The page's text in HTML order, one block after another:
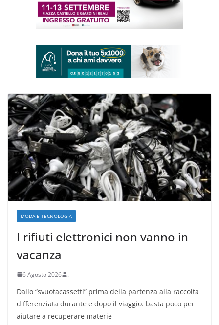
MODA E TECNOLOGIA
I rifiuti elettronici non vanno in
vacanza
6 Agosto 2026 .
Dallo “svuotacassetti” prima della partenza alla raccolta
differenziata durante e dopo il viaggio: basta poco per
aiutare a recuperare materie